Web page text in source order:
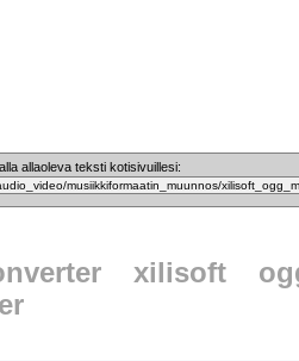
allaoleva teksti kotisivuillesi:
xilisoft